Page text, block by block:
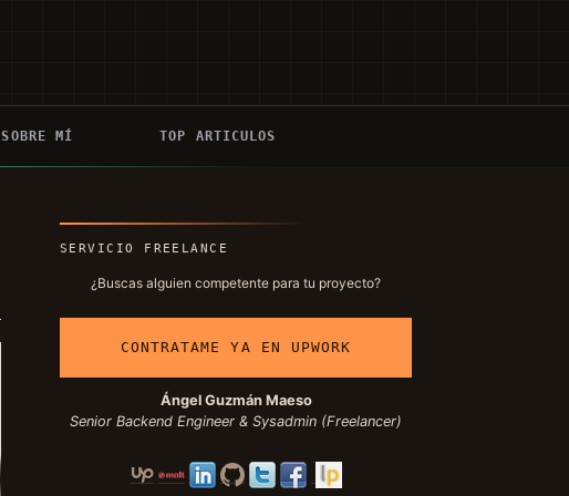
SOBRE MÍ TOP ARTICULOS
SERVICIO FREELANCE
¿Buscas alguien competente para tu proyecto?
CONTRATAME YA EN UPWORK
Ángel Guzmán Maeso
Senior Backend Engineer & Sysadmin (Freelancer)